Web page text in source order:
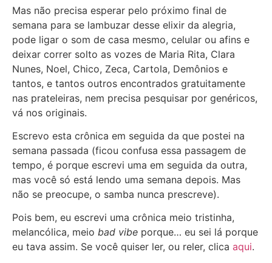
Mas não precisa esperar pelo próximo final de
semana para se lambuzar desse elixir da alegria,
pode ligar o som de casa mesmo, celular ou afins e
deixar correr solto as vozes de Maria Rita, Clara
Nunes, Noel, Chico, Zeca, Cartola, Demônios e
tantos, e tantos outros encontrados gratuitamente
nas prateleiras, nem precisa pesquisar por genéricos,
vá nos originais.
Escrevo esta crônica em seguida da que postei na
semana passada (ficou confusa essa passagem de
tempo, é porque escrevi uma em seguida da outra,
mas você só está lendo uma semana depois. Mas
não se preocupe, o samba nunca prescreve).
Pois bem, eu escrevi uma crônica meio tristinha,
melancólica, meio bad vibe porque… eu sei lá porque
eu tava assim. Se você quiser ler, ou reler, clica aqui.